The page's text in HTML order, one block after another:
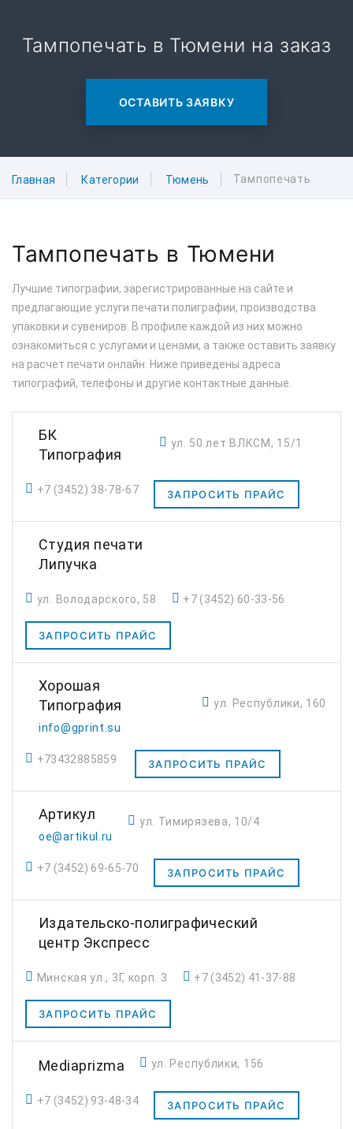
Тампопечать в Тюмени на заказ
ОСТАВИТЬ ЗАЯВКУ
Главная Категории Тюмень Тампопечать
Тампопечать в Тюмени
Лучшие типографии, зарегистрированные на сайте и
предлагающие услуги печати полиграфии, производства
упаковки и сувениров. В профиле каждой из них можно
ознакомиться с услугами и ценами, а также оставить заявку
на расчет печати онлайн. Ниже приведены адреса
типографий, телефоны и другие контактные данные.
БК
Типография
ул. 50 лет ВЛКСМ, 15/1
+7 (3452) 38-78-67 ЗАПРОСИТЬ ПРАЙС
Студия печати
Липучка
ул. Володарского, 58 +7 (3452) 60-33-56
ЗАПРОСИТЬ ПРАЙС
Хорошая
Типография
info@gprint.su
ул. Республики, 160
+73432885859 ЗАПРОСИТЬ ПРАЙС
Артикул
oe@artikul.ru
ул. Тимирязева, 10/4
+7 (3452) 69-65-70 ЗАПРОСИТЬ ПРАЙС
Издательско-полиграфический
центр Экспресс
Минская ул., 3Г, корп. 3 +7 (3452) 41-37-88
ЗАПРОСИТЬ ПРАЙС
Mediaprizma ул. Республики, 156
+7 (3452) 93-48-34 ЗАПРОСИТЬ ПРАЙС